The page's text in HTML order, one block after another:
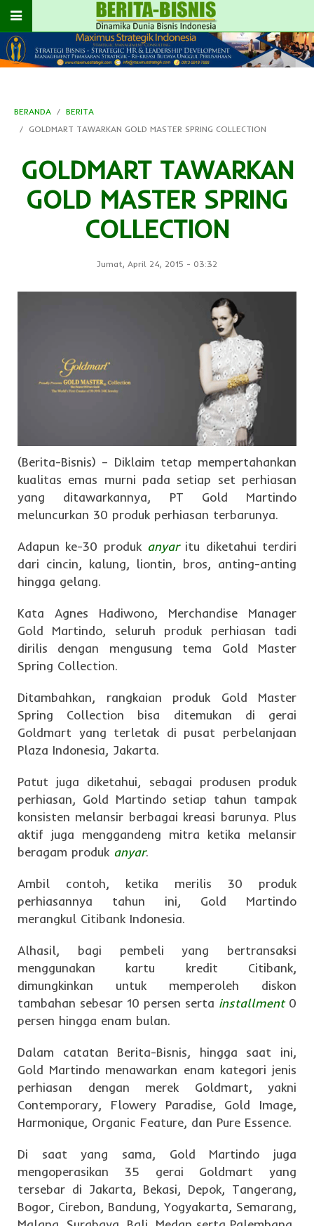
BERANDA
BERITA
GOLDMART TAWARKAN GOLD MASTER SPRING COLLECTION
GOLDMART TAWARKAN
GOLD MASTER SPRING
COLLECTION
Jumat, April 24, 2015 - 03:32
(Berita-Bisnis) – Diklaim tetap mempertahankan
kualitas emas murni pada setiap set perhiasan
yang ditawarkannya, PT Gold Martindo
meluncurkan 30 produk perhiasan terbarunya.
Adapun ke-30 produk anyaritu diketahui terdiri
dari cincin, kalung, liontin, bros, anting-anting
hingga gelang.
Kata Agnes Hadiwono, Merchandise Manager
Gold Martindo, seluruh produk perhiasan tadi
dirilis dengan mengusung tema Gold Master
Spring Collection.
Ditambahkan, rangkaian produk Gold Master
Spring Collection bisa ditemukan di gerai
Goldmart yang terletak di pusat perbelanjaan
Plaza Indonesia, Jakarta.
Patut juga diketahui, sebagai produsen produk
perhiasan, Gold Martindo setiap tahun tampak
konsisten melansir berbagai kreasi barunya. Plus
aktif juga menggandeng mitra ketika melansir
beragam produk anyar.
Ambil contoh, ketika merilis 30 produk
perhiasannya tahun ini, Gold Martindo
merangkul Citibank Indonesia.
Alhasil, bagi pembeli yang bertransaksi
menggunakan kartu kredit Citibank,
dimungkinkan untuk memperoleh diskon
tambahan sebesar 10 persen serta installment0
persen hingga enam bulan.
Dalam catatan Berita-Bisnis, hingga saat ini,
Gold Martindo menawarkan enam kategori jenis
perhiasan dengan merek Goldmart, yakni
Contemporary, Flowery Paradise, Gold Image,
Harmonique, Organic Feature, dan Pure Essence.
Di saat yang sama, Gold Martindo juga
mengoperasikan 35 gerai Goldmart yang
tersebar di Jakarta, Bekasi, Depok, Tangerang,
Bogor, Cirebon, Bandung, Yogyakarta, Semarang,